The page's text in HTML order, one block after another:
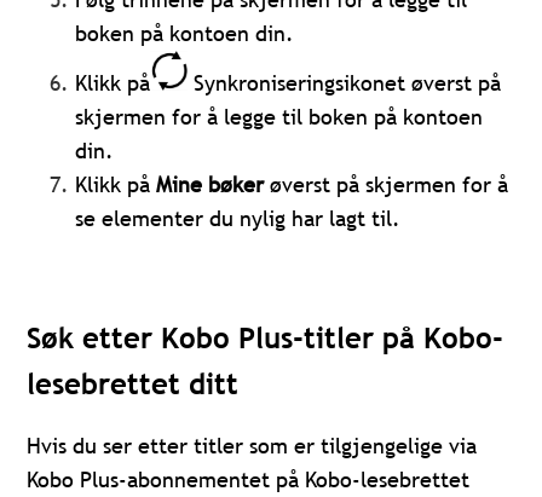
boken på kontoen din.
Klikk på
Synkroniseringsikonet øverst på
skjermen for å legge til boken på kontoen
din.
Klikk påMine bøkerøverst på skjermen for å
se elementer du nylig har lagt til.
Søk etter Kobo Plus-titler på Kobo-
lesebrettet ditt
Hvis du ser etter titler som er tilgjengelige via
Kobo Plus-abonnementet på Kobo-lesebrettet